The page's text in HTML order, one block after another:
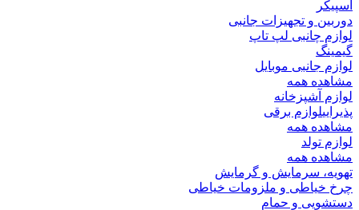
اسپیکر
دوربین و تجهیزات جانبی
لوازم چانبی لپ تاپ
گیمینگ
لوازم جانبی موبایل
مشاهده همه
لوازم آشپزخانه
پذیراییلوازم برقی
مشاهده همه
لوازم تولد
مشاهده همه
تهویه، سرمایش و گرمایش
چرخ خیاطی و ملزومات خیاطی
دستشویی و حمام